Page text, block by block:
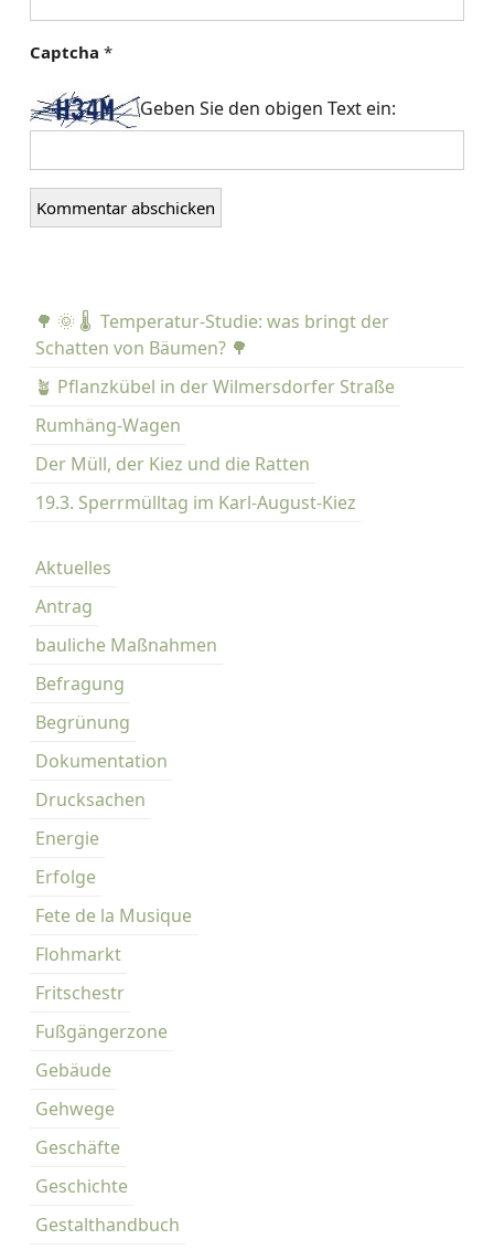
Captcha *
Geben Sie den obigen Text ein:
🌳 🌞 🌡️ Temperatur-Studie: was bringt der
Schatten von Bäumen? 🌳
🪴 Pflanzkübel in der Wilmersdorfer Straße
Rumhäng-Wagen
Der Müll, der Kiez und die Ratten
19.3. Sperrmülltag im Karl-August-Kiez
Aktuelles
Antrag
bauliche Maßnahmen
Befragung
Begrünung
Dokumentation
Drucksachen
Energie
Erfolge
Fete de la Musique
Flohmarkt
Fritschestr
Fußgängerzone
Gebäude
Gehwege
Geschäfte
Geschichte
Gestalthandbuch